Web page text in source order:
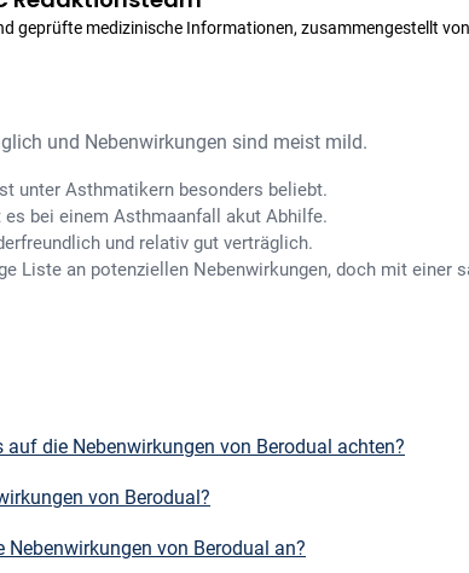
geprüfte medizinische Informationen, zusammengestellt
und Nebenwirkungen sind meist mild.
unter Asthmatikern besonders beliebt.
es bei einem Asthmaanfall akut Abhilfe.
und relativ gut verträglich.
Liste an potenziellen Nebenwirkungen, doch mit einer
auf die Nebenwirkungen von Berodual achten?
von Berodual?
Nebenwirkungen von Berodual an?